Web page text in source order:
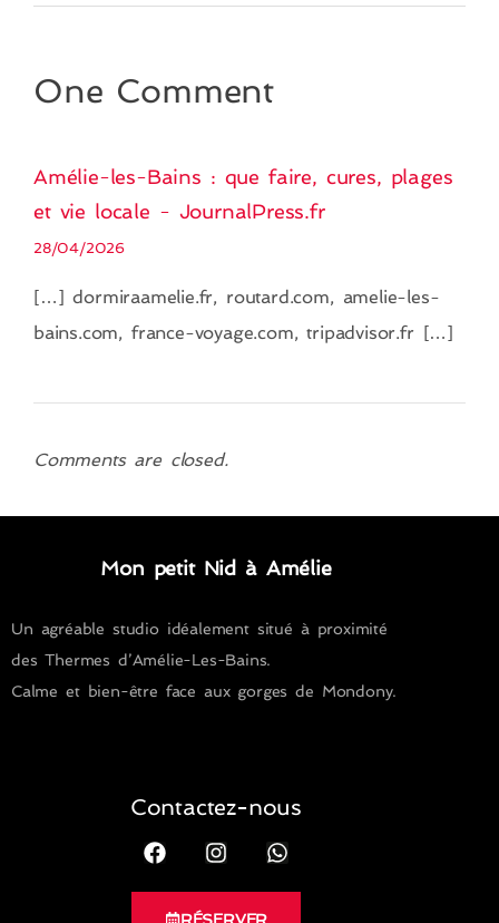
One Comment
Amélie-les-Bains : que faire, cures, plages
et vie locale - JournalPress.fr
28/04/2026
[…] dormiraamelie.fr, routard.com, amelie-les-
bains.com, france-voyage.com, tripadvisor.fr […]
Comments are closed.
Mon petit Nid à Amélie
Un agréable studio idéalement situé à proximité
des Thermes d’Amélie-Les-Bains.
Calme et bien-être face aux gorges de Mondony.
Contactez-nous